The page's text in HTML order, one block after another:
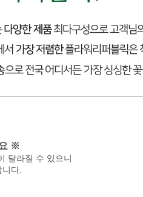
※
달라질 수 있으니
다.